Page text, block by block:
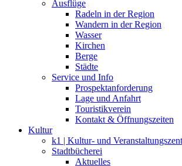
Ausflüge
Radeln in der Region
Wandern in der Region
Wasser
Kirchen
Berge
Städte
Service und Info
Prospektanforderung
Lage und Anfahrt
Touristikverein
Kontakt & Öffnungszeiten
Kultur
k1 | Kultur- und
Stadtbücherei
Aktuelles